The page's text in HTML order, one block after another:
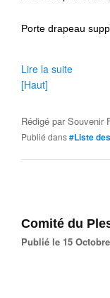
Porte drapeau
Lire la suite
[Haut]
Rédigé parSouvenir
Publié dans#Liste
Comité du
Publié le 15